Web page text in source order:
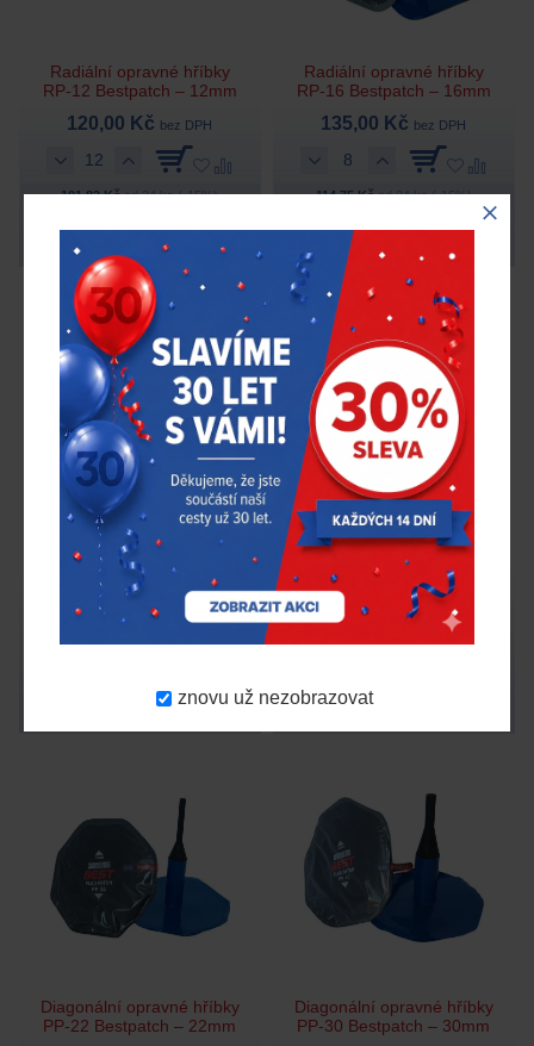
znovu už nezobrazovat
3006
Radiální opravné hříbky
RP-12 Bestpatch – 12mm
120,00 Kč bez DPH
101,82 Kčod 24 ks (-15%)
Skladem > 20 ks
Bestpatch
Radiální opravné hříbky
RP-16 Bestpatch – 16mm
135,00 Kč bez DPH
114,75 Kčod 24 ks (-15%)
Skladem > 70 ks
Radiální opravný hříbek
N16 - 16mm
95,00 Kč bez DPH
Na objednávku
Diagonální opravné hříbky
PP-16 Bestpatch – 16mm
135,00 Kč bez DPH
Skladem > 20 ks
Diagonální opravné hříbky
PP-22 Bestpatch – 22mm
Diagonální opravné hříbky
PP-30 Bestpatch – 30mm